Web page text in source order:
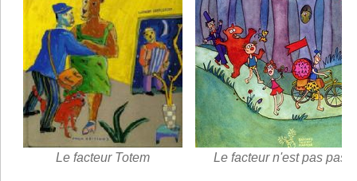
Le facteur Totem Le facteur n'est pas